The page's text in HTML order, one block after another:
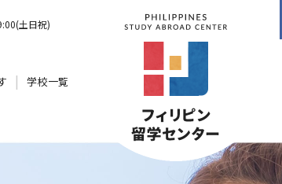
土日祝)
学校一覧